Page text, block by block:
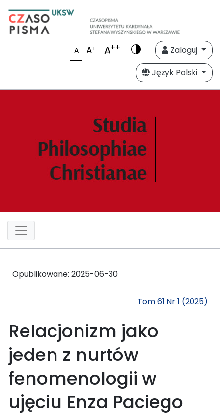
A A+ A++
Zaloguj
Język Polski
Opublikowane: 2025-06-30
Tom 61 Nr 1 (2025)
Relacjonizm jako
jeden z nurtów
fenomenologii w
ujęciu Enza Paciego